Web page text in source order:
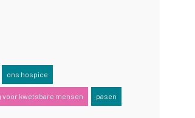
ons hospice
voor kwetsbare mensen pasen